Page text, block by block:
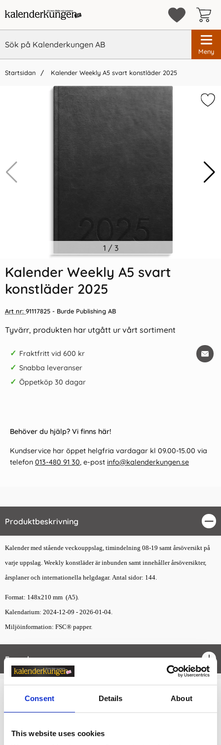
Consent Details About
This website uses cookies
Meny
Startsidan Kalender Weekly A5 svart konstläder 2025
Vi rekommenderar
svart
55 kr/st 309 kr/st
1 / 3
Kalender Weekly A5 svart
konstläder 2025
Art nr: 91117825 - Burde Publishing AB
Tyvärr, produkten har utgått ur vårt sortiment
✓ Fraktfritt vid 600 kr
✓ Snabba leveranser
✓ Öppetköp 30 dagar
Behöver du hjälp? Vi finns här!
Kundservice har öppet helgfria vardagar kl 09.00-15.00 via
telefon 013-480 91 30, e-post info@kalenderkungen.se
Produktbeskrivning
Kalender med stående veckouppslag, timindelning 08-19 samt årsöversikt på
varje uppslag. Weekly konstläder är inbunden samt innehåller årsöversikter,
årsplaner och internationella helgdagar. Antal sidor: 144.
Format: 148x210 mm (A5).
Kalendarium: 2024-12-09 - 2026-01-04.
Miljöinformation: FSC® papper.
Egenskaper
Relaterade kategorier